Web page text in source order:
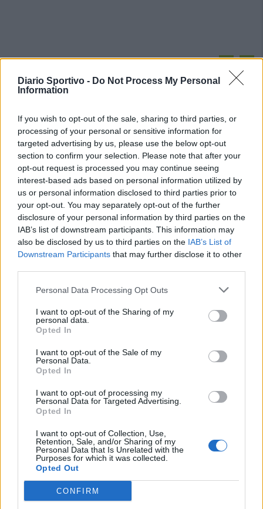
Diario Sportivo - Do Not Process My Personal
Information
If you wish to opt-out of the sale, sharing to third parties, or
processing of your personal or sensitive information for
targeted advertising by us, please use the below opt-out
section to confirm your selection. Please note that after your
opt-out request is processed you may continue seeing
interest-based ads based on personal information utilized by
us or personal information disclosed to third parties prior to
your opt-out. You may separately opt-out of the further
disclosure of your personal information by third parties on the
IAB’s list of downstream participants. This information may
also be disclosed by us to third parties on the IAB’s List of
Downstream Participants that may further disclose it to other
Personal Data Processing Opt Outs
I want to opt-out of the Sharing of my
personal data.
Opted In
I want to opt-out of the Sale of my
Personal Data.
Opted In
I want to opt-out of processing my
Personal Data for Targeted Advertising.
Opted In
I want to opt-out of Collection, Use,
Retention, Sale, and/or Sharing of my
Personal Data that Is Unrelated with the
Purposes for which it was collected.
Opted Out
CONFIRM
ripescate
5 Ago 2026
Il Buddusò in mani sicure con Mario Fadda, il
Monte Alma riparte da Ivano Falchi
5 Ago 2026
Coppa Italia: gli accoppiamenti degli ottavi
di finale con i derby di Gallura, Barbagia e
Ogliastra
5 Ago 2026
Coppa Italia: gli accoppiamenti dei 16esimi di
Macomer
Colpo dell'Uta con Pisano e arriva anche
5 Ago 2026